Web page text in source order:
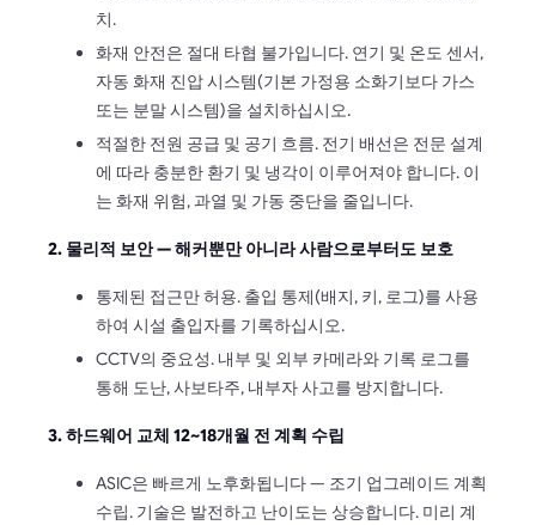
치.
화재 안전은 절대 타협 불가입니다. 연기 및 온도 센서,
자동 화재 진압 시스템(기본 가정용 소화기보다 가스
또는 분말 시스템)을 설치하십시오.
적절한 전원 공급 및 공기 흐름. 전기 배선은 전문 설계
에 따라 충분한 환기 및 냉각이 이루어져야 합니다. 이
는 화재 위험, 과열 및 가동 중단을 줄입니다.
2. 물리적 보안 — 해커뿐만 아니라 사람으로부터도 보호
통제된 접근만 허용. 출입 통제(배지, 키, 로그)를 사용
하여 시설 출입자를 기록하십시오.
CCTV의 중요성. 내부 및 외부 카메라와 기록 로그를
통해 도난, 사보타주, 내부자 사고를 방지합니다.
3. 하드웨어 교체 12~18개월 전 계획 수립
ASIC은 빠르게 노후화됩니다 — 조기 업그레이드 계획
수립. 기술은 발전하고 난이도는 상승합니다. 미리 계